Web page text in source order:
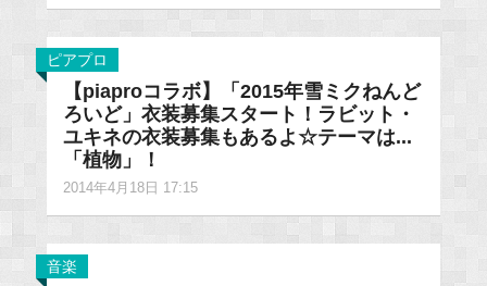
ピアプロ
【piaproコラボ】「2015年雪ミクねんど
ろいど」衣装募集スタート！ラビット・
ユキネの衣装募集もあるよ☆テーマは...
「植物」！
2014年4月18日 17:15
音楽